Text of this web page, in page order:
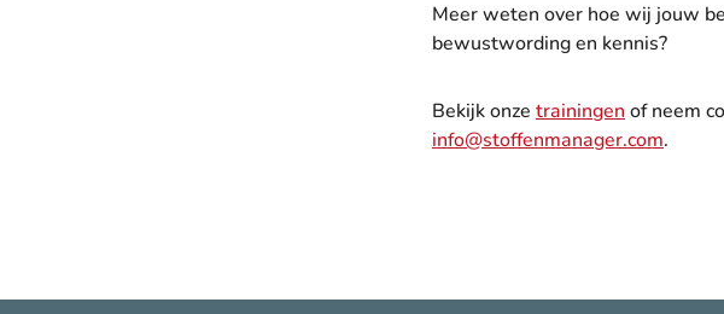
Meer weten over hoe wij jouw
bewustwording en kennis?
Bekijk onze trainingen of neem
info@stoffenmanager.com.